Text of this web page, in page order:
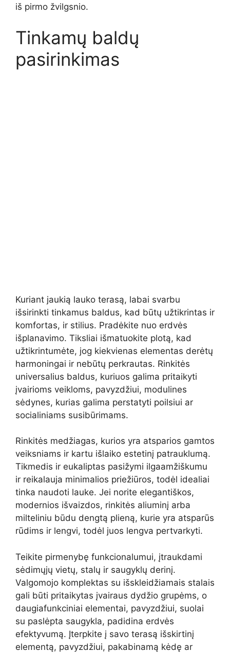
iš pirmo žvilgsnio.
Tinkamų baldų
pasirinkimas
Kuriant jaukią lauko terasą, labai svarbu
išsirinkti tinkamus baldus, kad būtų užtikrintas ir
komfortas, ir stilius. Pradėkite nuo erdvės
išplanavimo. Tiksliai išmatuokite plotą, kad
užtikrintumėte, jog kiekvienas elementas derėtų
harmoningai ir nebūtų perkrautas. Rinkitės
universalius baldus, kuriuos galima pritaikyti
įvairioms veikloms, pavyzdžiui, modulines
sėdynes, kurias galima perstatyti poilsiui ar
socialiniams susibūrimams.
Rinkitės medžiagas, kurios yra atsparios gamtos
veiksniams ir kartu išlaiko estetinį patrauklumą.
Tikmedis ir eukaliptas pasižymi ilgaamžiškumu
ir reikalauja minimalios priežiūros, todėl idealiai
tinka naudoti lauke. Jei norite elegantiškos,
modernios išvaizdos, rinkitės aliuminį arba
milteliniu būdu dengtą plieną, kurie yra atsparūs
rūdims ir lengvi, todėl juos lengva pertvarkyti.
Teikite pirmenybę funkcionalumui, įtraukdami
sėdimųjų vietų, stalų ir saugyklų derinį.
Valgomojo komplektas su išskleidžiamais stalais
gali būti pritaikytas įvairaus dydžio grupėms, o
daugiafunkciniai elementai, pavyzdžiui, suolai
su paslėpta saugykla, padidina erdvės
efektyvumą. Įterpkite į savo terasą išskirtinį
elementą, pavyzdžiui, pakabinamą kėdę ar